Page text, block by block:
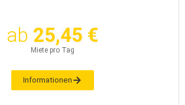
ab 25,45 €
Miete pro Tag
Informationen